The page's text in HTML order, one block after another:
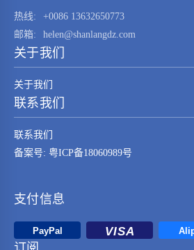
热线:
+0086 13632650773
邮箱:
helen@shanlangdz.com
关于我们
关于我们
联系我们
联系我们
备案号: 粤ICP备18060989号
支付信息